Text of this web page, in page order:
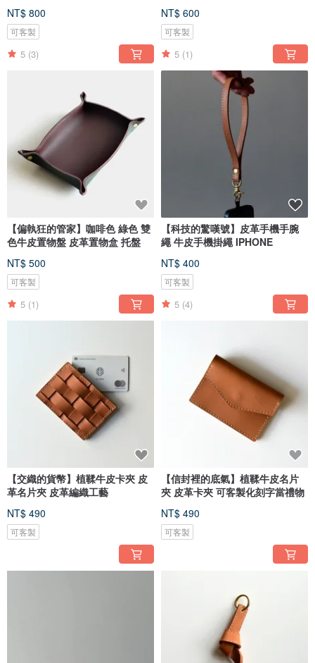
NT$ 800
可客製
5 (3)
NT$ 600
可客製
5 (1)
【偏執狂的管家】咖啡色 綠色 雙
色牛皮置物盤 皮革置物盒 托盤
NT$ 500
可客製
5 (1)
【科技的驚嘆號】皮革手機手腕
繩 牛皮手機掛繩 IPHONE
NT$ 400
可客製
5 (4)
【交織的貨幣】植鞣牛皮卡夾 皮
革名片夾 皮革編織工藝
NT$ 490
可客製
【信封裡的底氣】植鞣牛皮名片
夾 皮革卡夾 可客製化刻字當禮物
NT$ 490
可客製